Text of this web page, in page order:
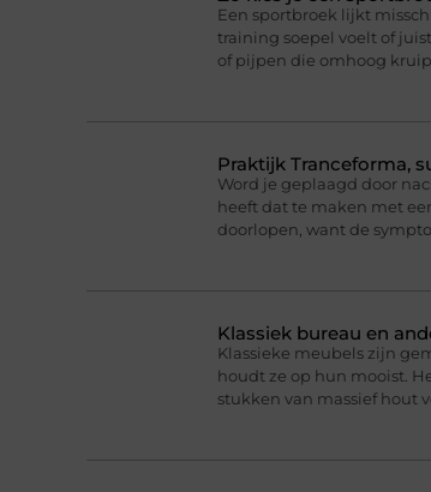
Een sportbroek lijkt
training soepel voelt of
of pijpen die omhoog
Praktijk Tranceforma,
Word je geplaagd door
heeft dat te maken met
doorlopen, want de
Klassiek bureau en
Klassieke meubels zijn
houdt ze op hun mooist.
stukken van massief hout